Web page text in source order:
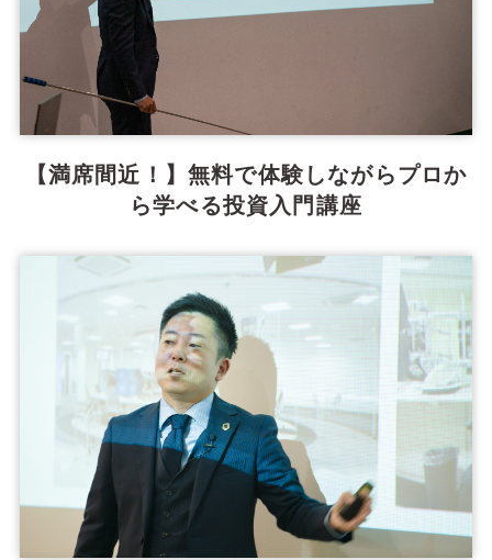
【満席間近！】無料で体験しながらプロか
ら学べる投資入門講座